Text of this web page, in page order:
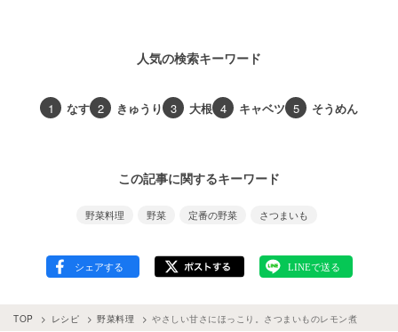
人気の検索キーワード
1 なす 2 きゅうり 3 大根 4 キャベツ 5 そうめん
この記事に関するキーワード
野菜料理 野菜 定番の野菜 さつまいも
TOP レシピ 野菜料理 やさしい甘さにほっこり。さつまいものレモン煮